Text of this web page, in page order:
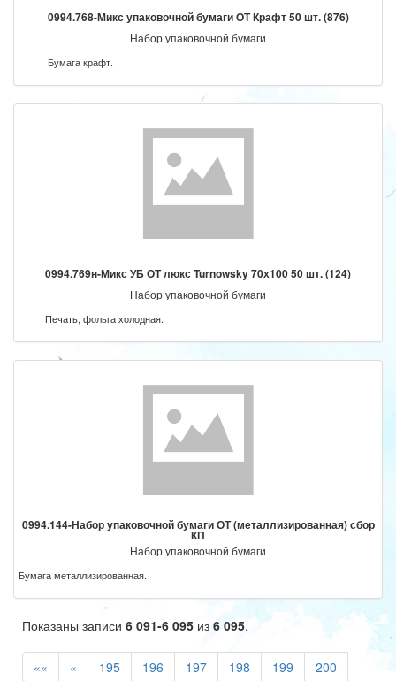
0994.768-Микс упаковочной бумаги ОТ Крафт 50 шт. (876)
Набор упаковочной бумаги
Бумага крафт.
0994.769н-Микс УБ ОТ люкс Turnowsky 70х100 50 шт. (124)
Набор упаковочной бумаги
Печать, фольга холодная.
0994.144-Набор упаковочной бумаги ОТ (металлизированная) сбор
КП
Набор упаковочной бумаги
Бумага металлизированная.
Показаны записи 6 091-6 095 из 6 095.
«« « 195 196 197 198 199 200